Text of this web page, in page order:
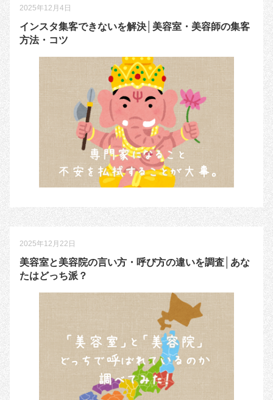
2025年12月4日
インスタ集客できないを解決│美容室・美容師の集客
方法・コツ
2025年12月22日
美容室と美容院の言い方・呼び方の違いを調査│あな
たはどっち派？